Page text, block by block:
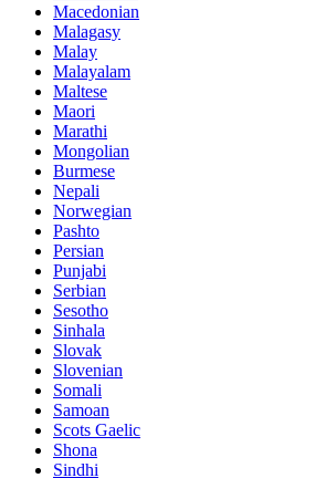
Macedonian
Malagasy
Malay
Malayalam
Maltese
Maori
Marathi
Mongolian
Burmese
Nepali
Norwegian
Pashto
Persian
Punjabi
Serbian
Sesotho
Sinhala
Slovak
Slovenian
Somali
Samoan
Scots Gaelic
Shona
Sindhi